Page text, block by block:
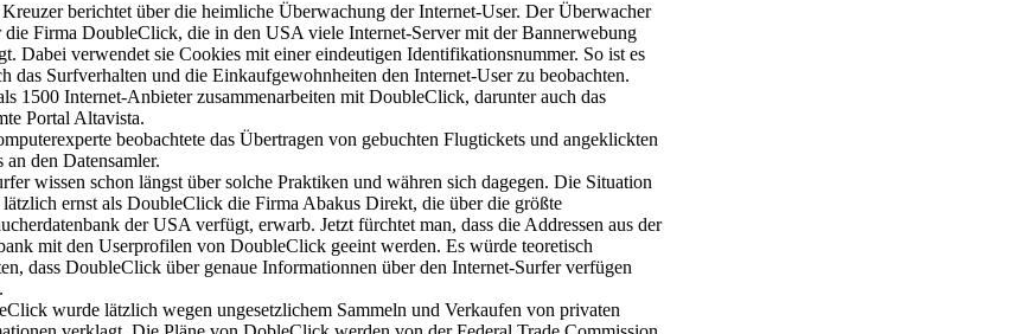
berichtet über die heimliche Überwachung der Internet-User. Der Überwacher
die Firma DoubleClick, die in den USA viele Internet-Server mit der Bannerwebung
Dabei verwendet sie Cookies mit einer eindeutigen Identifikationsnummer. So ist es
das Surfverhalten und die Einkaufgewohnheiten den Internet-User zu beobachten.
1500 Internet-Anbieter zusammenarbeiten mit DoubleClick, darunter auch das
Portal Altavista.
beobachtete das Übertragen von gebuchten Flugtickets und angeklickten
an den Datensamler.
wissen schon längst über solche Praktiken und währen sich dagegen. Die Situation
ernst als DoubleClick die Firma Abakus Direkt, die über die größte
der USA verfügt, erwarb. Jetzt fürchtet man, dass die Addressen aus der
mit den Userprofilen von DoubleClick geeint werden. Es würde teoretisch
dass DoubleClick über genaue Informationnen über den Internet-Surfer verfügen
wurde lätzlich wegen ungesetzlichem Sammeln und Verkaufen von privaten